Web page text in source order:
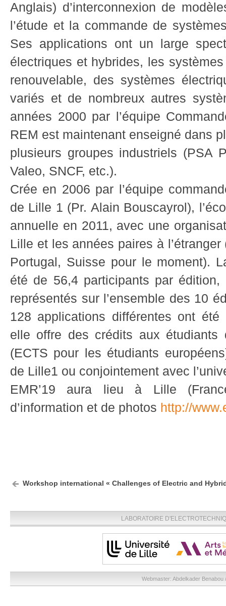
Anglais) d’interconnexion de
l’étude et la commande de
Ses applications ont un large
électriques et hybrides, les
renouvelable, des systèmes
variés et de nombreux autres
années 2000 par l’équipe
REM est maintenant enseigné dans
plusieurs groupes industriels (PSA
Valeo, SNCF, etc.).
Crée en 2006 par l’équipe
de Lille 1 (Pr. Alain Bouscayrol),
annuelle en 2011, avec une
Lille et les années paires à
Portugal, Suisse pour le moment).
été de 56,4 participants par
représentés sur l’ensemble des 10
128 applications différentes ont été
elle offre des crédits aux étudiants
(ECTS pour les étudiants
de Lille1 ou conjointement avec
EMR’19 aura lieu à Lille
d’information et de photos http://
Workshop international « Challenges of Electric and
LABORATOIRE
Webmaster: Abdelkader Benabou